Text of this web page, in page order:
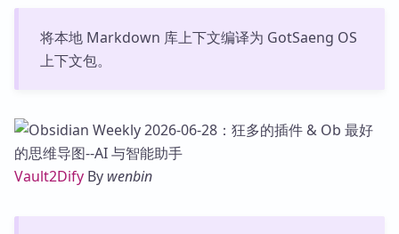
将本地 Markdown 库上下文编译为 GotSaeng OS
上下文包。
Vault2Dify By wenbin